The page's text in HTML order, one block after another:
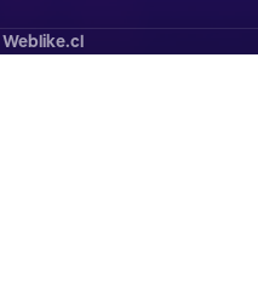
Weblike.cl